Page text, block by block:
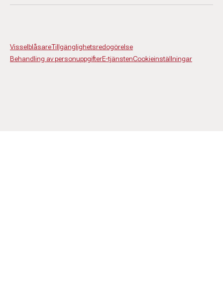
VisselblåsareTillgänglighetsredogörelse
Behandling av personuppgifterE-tjänstenCookieinställningar